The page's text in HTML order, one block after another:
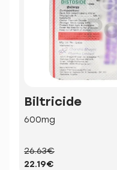
Biltricide
600mg
26.63€
22.19€